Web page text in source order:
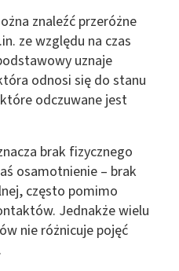
znaleźć przeróżne
ze względu na czas
uznaje
odnosi się do stanu
odczuwane jest
brak fizycznego
osamotnienie – brak
często pomimo
Jednakże wielu
nie różnicuje pojęć